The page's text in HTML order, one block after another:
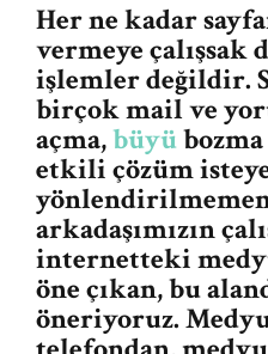
Her ne kadar
vermeye
işlemler değildir.
birçok mail ve
açma,büyü
etkili çözüm
arkadaşımızın
internetteki
öne çıkan, bu
öneriyoruz.